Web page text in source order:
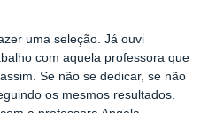
uma seleção. Já ouvi
com aquela professora que
Se não se dedicar, se não
os mesmos resultados.